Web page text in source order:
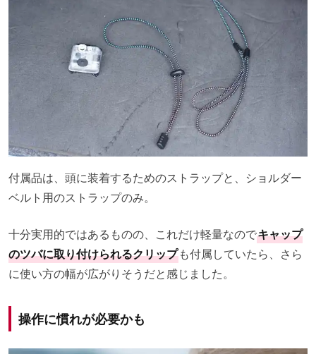
付属品は、頭に装着するためのストラップと、ショルダー
ベルト用のストラップのみ。
十分実用的ではあるものの、これだけ軽量なのでキャップ
のツバに取り付けられるクリップも付属していたら、さら
に使い方の幅が広がりそうだと感じました。
操作に慣れが必要かも